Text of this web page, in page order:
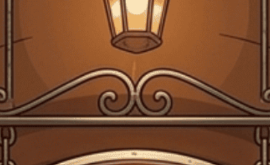
Giấy phép kinh doanh bán lẻ rượu số 299/GP-PKT do Phòng Kinh tế Quận 3
cấp ngày 17/12/2024
Hộp Rượu Tết
HỘP RƯỢU TẾT
Tiệm rượu Cái Thùng Gỗ
là một thương hiệu rượu độc đáo, nổi bật
với sự kết hợp hoàn hảo giữa nguyên liệu tự nhiên và nghệ thuật chế